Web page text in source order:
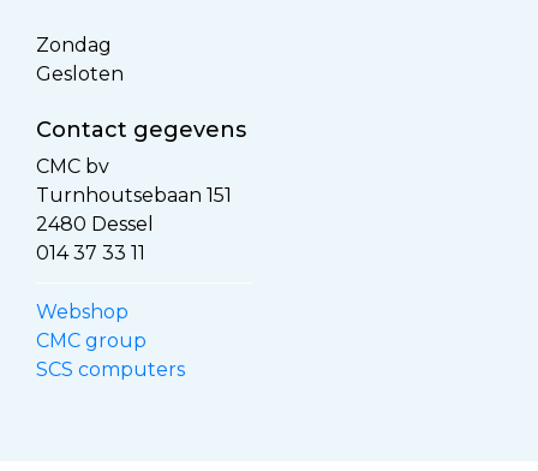
Zondag
Gesloten
Contact gegevens
CMC bv
Turnhoutsebaan 151
2480 Dessel
014 37 33 11
Webshop
CMC group
SCS computers